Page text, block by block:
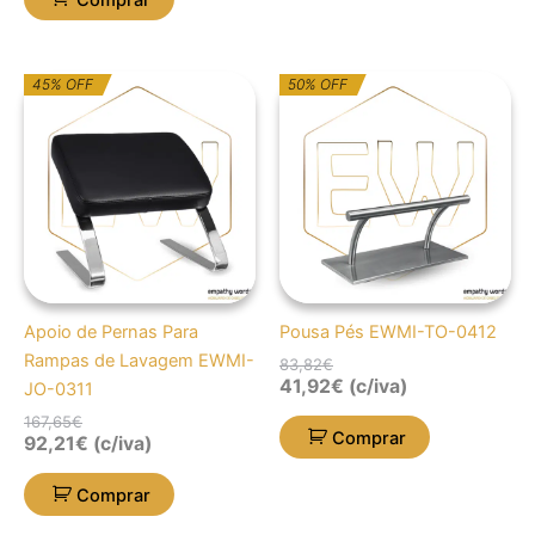
45% OFF
Apoio de Pernas Para
Rampas de Lavagem EWMI-
JO-0311
167,65€
O
preço
original
era:
O
preço
atual
é:
92,21€ (c/iva)
Comprar
50% OFF
Pousa Pés EWMI-TO-0412
83,82€
O
preço
original
era:
83,82€.
O
preço
atual
é:
41,92€.
41,92€ (c/iva)
Comprar